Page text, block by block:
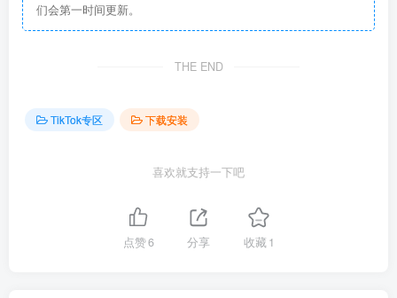
们会第一时间更新。
THE END
TikTok专区 下载安装
喜欢就支持一下吧
点赞6 分享 收藏1